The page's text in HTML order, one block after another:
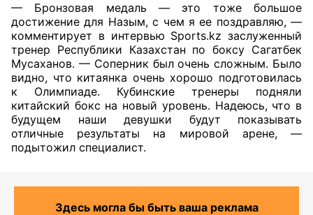
— Бронзовая медаль — это тоже большое
достижение для Назым, с чем я ее поздравляю, —
комментирует в интервью Sports.kz заслуженный
тренер Республики Казахстан по боксу Сагатбек
Мусаханов. — Соперник был очень сложным. Было
видно, что китаянка очень хорошо подготовилась
к Олимпиаде. Кубинские тренеры подняли
китайский бокс на новый уровень. Надеюсь, что в
будущем наши девушки будут показывать
отличные результаты на мировой арене, —
подытожил специалист.
Здесь могла бы быть ваша реклама